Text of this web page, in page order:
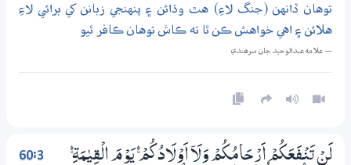
توهان ڏانهن (جنگ لاءِ) هٿ وڌائن ۽ پنهنجي زبانن کي برائي لاءِ
هلائن ۽ اهي خواهش ڪن ٿا ته ڪاش توهان ڪافر ٿيو
— علامه عبدالوحيد جان سرھندي
60:3
لَنْ تَنْفَعَكُمْ اَرْحَامُكُمْ وَلَآ اَوْلَادُكُمْ ڔ يَوْمَ الْقِيٰمَةِ ڔ